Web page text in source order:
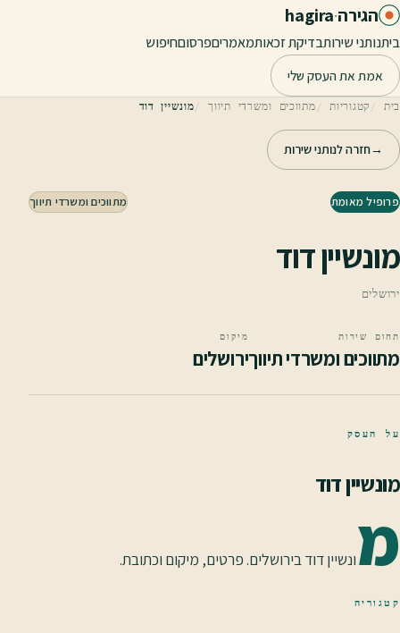
דלג לתוכן הראשי
הגירה·
hagira
ביתנותני שירותבדיקת זכאותמאמריםפרסוםחיפוש
אמת את העסק שלי
בית קטגוריות מתווכים ומשרדי תיווך מונשיין דוד
→חזרה לנותני שירות
פרופיל מאומת מתווכים ומשרדי תיווך
מונשיין דוד
ירושלים
תחום שירות
מתווכים ומשרדי תיווך
מיקום
ירושלים
על העסק
מונשיין דוד
מונשיין דוד בירושלים. פרטים, מיקום וכתובת.
קטגוריה